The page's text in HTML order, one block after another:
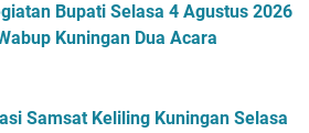
Bupati Selasa 4 Agustus 2026
Kuningan Dua Acara
Samsat Keliling Kuningan Selasa